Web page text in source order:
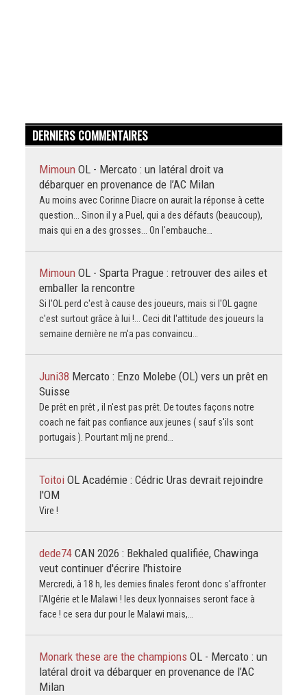
DERNIERS COMMENTAIRES
Mimoun OL - Mercato : un latéral droit va
débarquer en provenance de l’AC Milan
Au moins avec Corinne Diacre on aurait la réponse à cette
question... Sinon il y a Puel, qui a des défauts (beaucoup),
mais qui en a des grosses... On l'embauche…
Mimoun OL - Sparta Prague : retrouver des ailes et
emballer la rencontre
Si l'OL perd c'est à cause des joueurs, mais si l'OL gagne
c'est surtout grâce à lui !... Ceci dit l'attitude des joueurs la
semaine dernière ne m'a pas convaincu…
Juni38 Mercato : Enzo Molebe (OL) vers un prêt en
Suisse
De prêt en prêt , il n'est pas prêt. De toutes façons notre
coach ne fait pas confiance aux jeunes ( sauf s'ils sont
portugais ). Pourtant mlj ne prend…
Toitoi OL Académie : Cédric Uras devrait rejoindre
l'OM
Vire !
dede74 CAN 2026 : Bekhaled qualifiée, Chawinga
veut continuer d'écrire l'histoire
Mercredi, à 18 h, les demies finales feront donc s'affronter
l'Algérie et le Malawi ! les deux lyonnaises seront face à
face ! ce sera dur pour le Malawi mais,…
Monark these are the champions OL - Mercato : un
latéral droit va débarquer en provenance de l’AC
Milan